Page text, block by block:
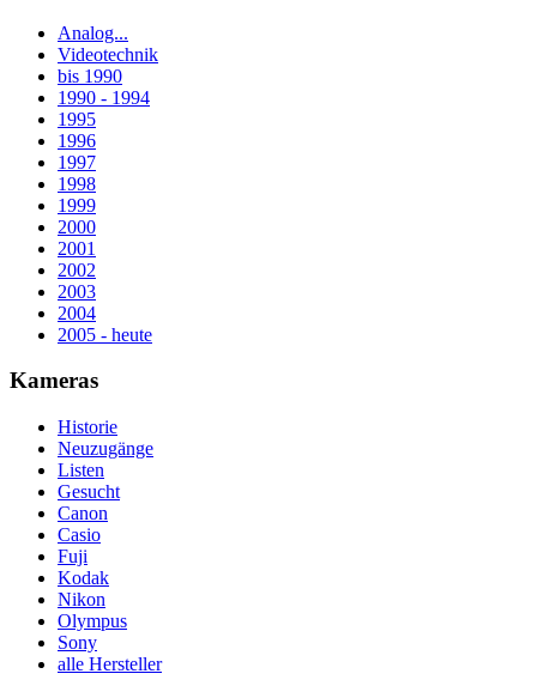
Analog...
Videotechnik
bis 1990
1990 - 1994
1995
1996
1997
1998
1999
2000
2001
2002
2003
2004
2005 - heute
Kameras
Historie
Neuzugänge
Listen
Gesucht
Canon
Casio
Fuji
Kodak
Nikon
Olympus
Sony
alle Hersteller